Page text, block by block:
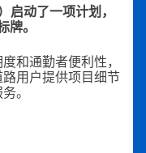
动了一项计划，
。
和通勤者便利性，
用户提供项目细节
。